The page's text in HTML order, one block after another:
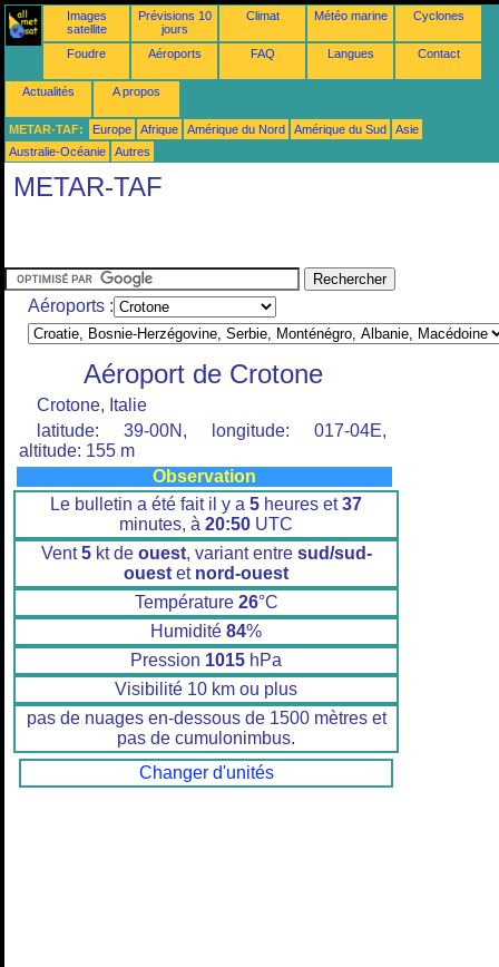
Images
satellite
Prévisions 10
jours
Climat Météo marine Cyclones
Foudre Aéroports FAQ Langues Contact
Actualités A propos
METAR-TAF: Europe Afrique Amérique du Nord Amérique du Sud
Asie
Australie-Océanie
Autres
METAR-TAF
Aéroports :
Aéroport de Crotone
Crotone, Italie
latitude: 39-00N, longitude: 017-04E,
altitude: 155 m
Observation
Le bulletin a été fait il y a 5 heures et37
minutes, à 20:50 UTC
Vent5kt de ouest, variant entre sud/sud-
ouest et nord-ouest
Température 26°C
Humidité 84%
Pression 1015 hPa
Visibilité 10 km ou plus
pas de nuages en-dessous de 1500 mètres et
pas de cumulonimbus.
Changer d'unités